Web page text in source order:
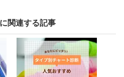
関連する記事